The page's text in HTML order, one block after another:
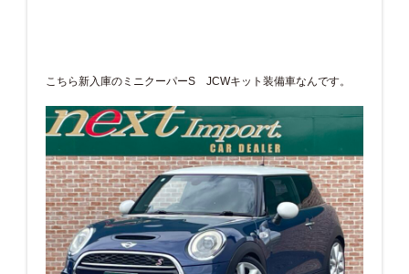
こちら新入庫のミニクーパーS JCWキット装備車なんです。